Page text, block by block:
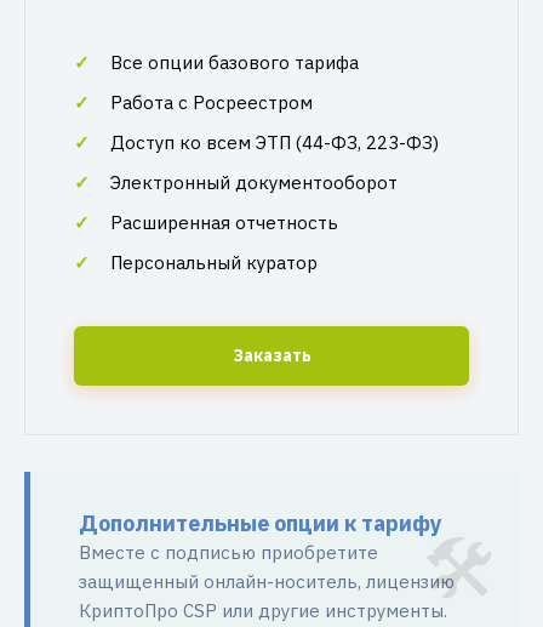
Все опции базового тарифа
Работа с Росреестром
Доступ ко всем ЭТП (44-ФЗ, 223-ФЗ)
Электронный документооборот
Расширенная отчетность
Персональный куратор
Заказать
Дополнительные опции к тарифу
Вместе с подписью приобретите
защищенный онлайн-носитель, лицензию
КриптоПро CSP или другие инструменты.